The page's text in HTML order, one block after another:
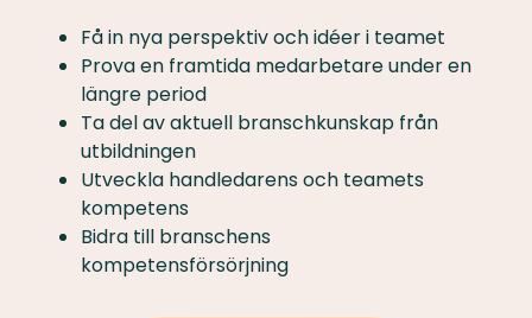
Få in nya perspektiv och idéer i teamet
Prova en framtida medarbetare under en
längre period
Ta del av aktuell branschkunskap från
utbildningen
Utveckla handledarens och teamets
kompetens
Bidra till branschens
kompetensförsörjning